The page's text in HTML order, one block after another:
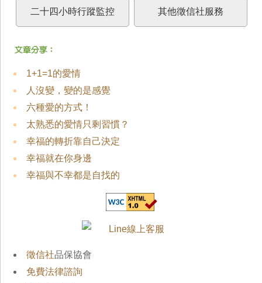
二十四小時行蹤監控 其他徵信社服務
1+1=1的愛情
人沒變，變的是感覺
六種愛的方式！
太熟悉的愛情只剩習慣？
幸福的轉折靠自己決定
幸福就在你身邊
幸福與不幸都是自找的
徵信社品保協會
免費法律諮詢